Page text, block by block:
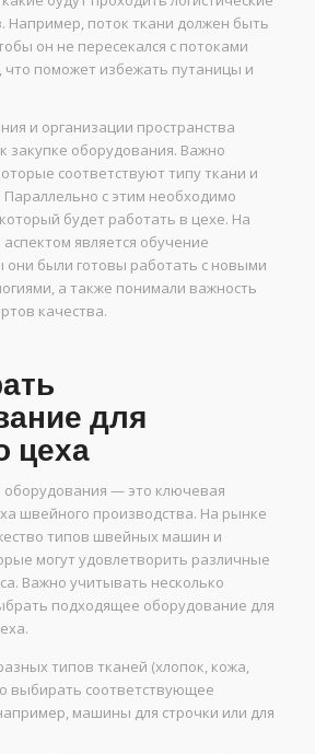
Например, поток ткани должен быть
он не пересекался с потоками
что поможет избежать путаницы и
и организации пространства
закупке оборудования. Важно
соответствуют типу ткани и
Параллельно с этим необходимо
будет работать в цехе. На
является обучение
они были готовы работать с новыми
а также понимали важность
качества.
для
цеха
— это ключевая
швейного производства. На рынке
типов швейных машин и
могут удовлетворить различные
Важно учитывать несколько
подходящее оборудование для
типов тканей (хлопок, кожа,
выбирать соответствующее
машины для строчки или для